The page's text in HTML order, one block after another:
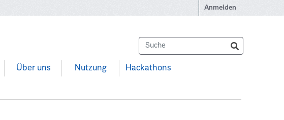
Anmelden
Über uns Nutzung Hackathons